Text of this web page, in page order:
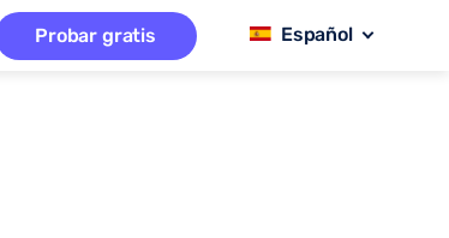
Probar gratis